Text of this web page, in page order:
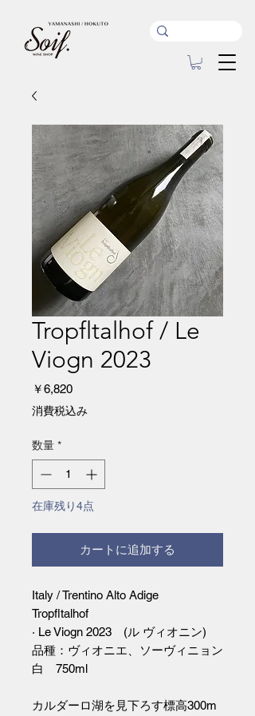
Tropfltalhof / Le
Viogn 2023
￥6,820価
格
消費税込み
数量 *
在庫残り4点
カートに追加する
Italy / Trentino Alto Adige
Tropfltalhof
· Le Viogn 2023 (ル ヴィオニン)
品種：ヴィオニエ、ソーヴィニョン
白 750ml
カルダーロ湖を見下ろす標高300m